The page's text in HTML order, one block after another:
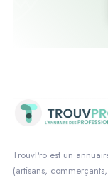
TrouvPro est un
(artisans,